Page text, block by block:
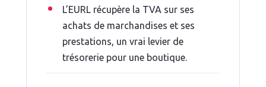
L’EURL récupère la TVA sur ses
achats de marchandises et ses
prestations, un vrai levier de
trésorerie pour une boutique.